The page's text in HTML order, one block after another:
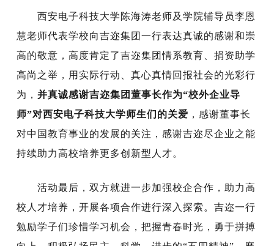
西安电子科技大学陈海涛老师及学院辅导员李恩
慧老师代表学校向吉迩集团一行表达真诚的感谢和崇
高的敬意，高度肯定了吉迩集团情系教育、捐资助学
高尚之举，用实际行动、真心真情回报社会的光彩行
为， 并真诚感谢吉迩集团董事长作为“校外企业导
师”对西安电子科技大学师生们的关爱 ，感谢董事长
对中国教育事业的发展的关注，感谢吉迩尽企业之能
持续助力高校培养更多创新型人才。
活动最后，双方就进一步加强校企合作，助力高
校人才培养，开展各项合作进行深入探索。吉迩一行
勉励学子们珍惜学习机会，把握青春时光，勇于拼搏